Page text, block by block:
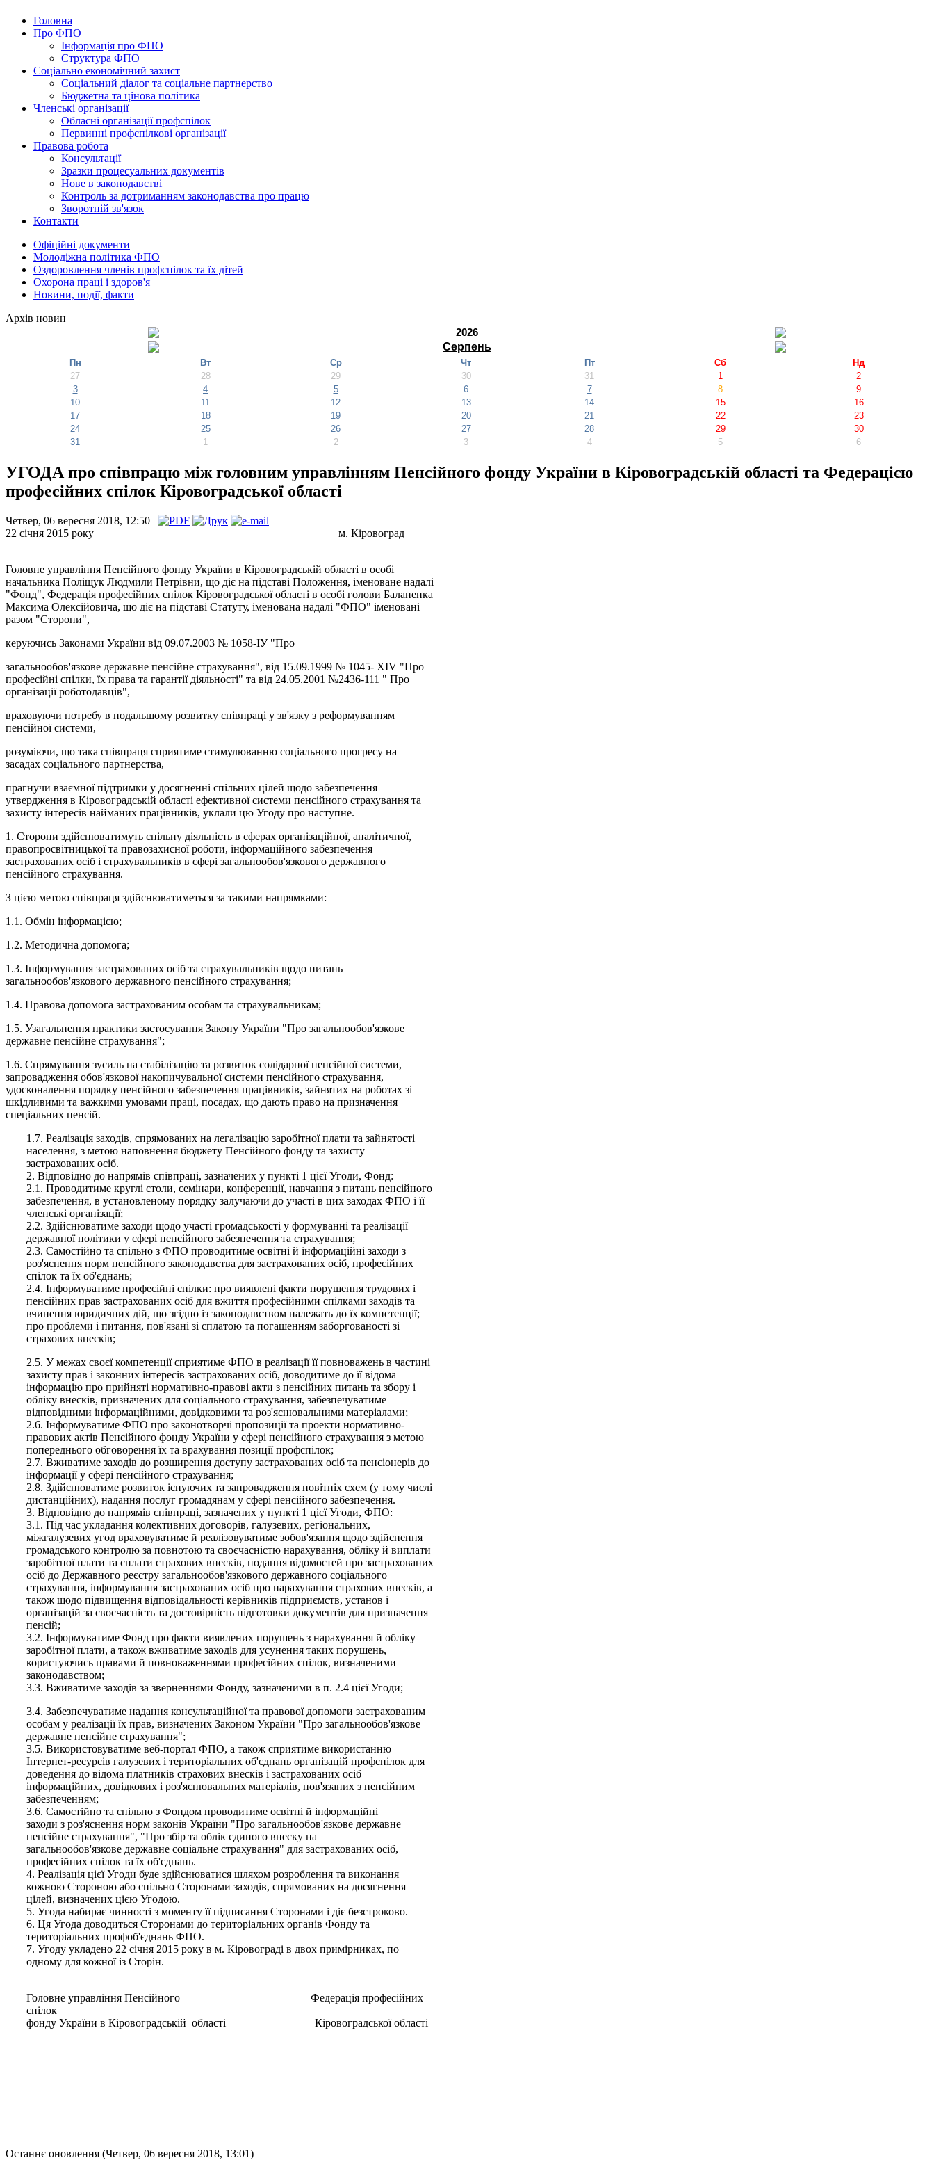
Головна
Про ФПО
Інформація про ФПО
Структура ФПО
Соціально економічний захист
Соціальний діалог та соціальне партнерство
Бюджетна та цінова політика
Членські організації
Обласні організації профспілок
Первинні профспілкові організації
Правова робота
Консультації
Зразки процесуальних документів
Нове в законодавстві
Контроль за дотриманням законодавства про працю
Зворотній зв'язок
Контакти
Офіційні документи
Молодіжна політика ФПО
Оздоровлення членів профспілок та їх дітей
Охорона праці і здоров'я
Новини, події, факти
Архів новин
2026
Серпень
Пн Вт Ср Чт Пт Сб
Нд
27
28 29 30 31 1
2
3
4 5 6 7 8
9
10
11 12 13 14 15
16
17
18 19 20 21 22
23
24
25 26 27 28 29
30
31
1 2 3 4 5 6
УГОДА про співпрацю між головним управлінням Пенсійного фонду України в Кіровоградській області та Федерацією
професійних спілок Кіровоградської області
Четвер, 06 вересня 2018, 12:50 |
22 січня 2015 року м. Кіровоград
Головне управління Пенсійного фонду України в Кіровоградській області в особі
начальника Поліщук Людмили Петрівни, що діє на підставі Положення, іменоване надалі
"Фонд", Федерація професійних спілок Кіровоградської області в особі голови Баланенка
Максима Олексійовича, що діє на підставі Статуту, іменована надалі "ФПО" іменовані
разом "Сторони",
керуючись Законами України від 09.07.2003 № 1058-ІУ "Про
загальнообов'язкове державне пенсійне страхування", від 15.09.1999 № 1045- XIV "Про
професійні спілки, їх права та гарантії діяльності" та від 24.05.2001 №2436-111 " Про
організації роботодавців",
враховуючи потребу в подальшому розвитку співпраці у зв'язку з реформуванням
пенсійної системи,
розуміючи, що така співпраця сприятиме стимулюванню соціального прогресу на
засадах соціального партнерства,
прагнучи взаємної підтримки у досягненні спільних цілей щодо забезпечення
утвердження в Кіровоградській області ефективної системи пенсійного страхування та
захисту інтересів найманих працівників, уклали цю Угоду про наступне.
1. Сторони здійснюватимуть спільну діяльність в сферах організаційної, аналітичної,
правопросвітницької та правозахисної роботи, інформаційного забезпечення
застрахованих осіб і страхувальників в сфері загальнообов'язкового державного
пенсійного страхування.
З цією метою співпраця здійснюватиметься за такими напрямками:
1.1. Обмін інформацією;
1.2. Методична допомога;
1.3. Інформування застрахованих осіб та страхувальників щодо питань
загальнообов'язкового державного пенсійного страхування;
1.4. Правова допомога застрахованим особам та страхувальникам;
1.5. Узагальнення практики застосування Закону України "Про загальнообов'язкове
державне пенсійне страхування";
1.6. Спрямування зусиль на стабілізацію та розвиток солідарної пенсійної системи,
запровадження обов'язкової накопичувальної системи пенсійного страхування,
удосконалення порядку пенсійного забезпечення працівників, зайнятих на роботах зі
шкідливими та важкими умовами праці, посадах, що дають право на призначення
спеціальних пенсій.
1.7. Реалізація заходів, спрямованих на легалізацію заробітної плати та зайнятості
населення, з метою наповнення бюджету Пенсійного фонду та захисту
застрахованих осіб.
2. Відповідно до напрямів співпраці, зазначених у пункті 1 цієї Угоди, Фонд:
2.1. Проводитиме круглі столи, семінари, конференції, навчання з питань пенсійного
забезпечення, в установленому порядку залучаючи до участі в цих заходах ФПО і її
членські організації;
2.2. Здійснюватиме заходи щодо участі громадськості у формуванні та реалізації
державної політики у сфері пенсійного забезпечення та страхування;
2.3. Самостійно та спільно з ФПО проводитиме освітні й інформаційні заходи з
роз'яснення норм пенсійного законодавства для застрахованих осіб, професійних
спілок та їх об'єднань;
2.4. Інформуватиме професійні спілки: про виявлені факти порушення трудових і
пенсійних прав застрахованих осіб для вжиття професійними спілками заходів та
вчинення юридичних дій, що згідно із законодавством належать до їх компетенції;
про проблеми і питання, пов'язані зі сплатою та погашенням заборгованості зі
страхових внесків;
2.5. У межах своєї компетенції сприятиме ФПО в реалізації її повноважень в частині
захисту прав і законних інтересів застрахованих осіб, доводитиме до її відома
інформацію про прийняті нормативно-правові акти з пенсійних питань та збору і
обліку внесків, призначених для соціального страхування, забезпечуватиме
відповідними інформаційними, довідковими та роз'яснювальними матеріалами;
2.6. Інформуватиме ФПО про законотворчі пропозиції та проекти нормативно-
правових актів Пенсійного фонду України у сфері пенсійного страхування з метою
попереднього обговорення їх та врахування позиції профспілок;
2.7. Вживатиме заходів до розширення доступу застрахованих осіб та пенсіонерів до
інформації у сфері пенсійного страхування;
2.8. Здійснюватиме розвиток існуючих та запровадження новітніх схем (у тому числі
дистанційних), надання послуг громадянам у сфері пенсійного забезпечення.
3. Відповідно до напрямів співпраці, зазначених у пункті 1 цієї Угоди, ФПО:
3.1. Під час укладання колективних договорів, галузевих, регіональних,
міжгалузевих угод враховуватиме й реалізовуватиме зобов'язання щодо здійснення
громадського контролю за повнотою та своєчасністю нарахування, обліку й виплати
заробітної плати та сплати страхових внесків, подання відомостей про застрахованих
осіб до Державного реєстру загальнообов'язкового державного соціального
страхування, інформування застрахованих осіб про нарахування страхових внесків, а
також щодо підвищення відповідальності керівників підприємств, установ і
організацій за своєчасність та достовірність підготовки документів для призначення
пенсій;
3.2. Інформуватиме Фонд про факти виявлених порушень з нарахування й обліку
заробітної плати, а також вживатиме заходів для усунення таких порушень,
користуючись правами й повноваженнями професійних спілок, визначеними
законодавством;
3.3. Вживатиме заходів за зверненнями Фонду, зазначеними в п. 2.4 цієї Угоди;
3.4. Забезпечуватиме надання консультаційної та правової допомоги застрахованим
особам у реалізації їх прав, визначених Законом України "Про загальнообов'язкове
державне пенсійне страхування";
3.5. Використовуватиме веб-портал ФПО, а також сприятиме використанню
Інтернет-ресурсів галузевих і територіальних об'єднань організацій профспілок для
доведення до відома платників страхових внесків і застрахованих осіб
інформаційних, довідкових і роз'яснювальних матеріалів, пов'язаних з пенсійним
забезпеченням;
3.6. Самостійно та спільно з Фондом проводитиме освітні й інформаційні
заходи з роз'яснення норм законів України "Про загальнообов'язкове державне
пенсійне страхування", "Про збір та облік єдиного внеску на
загальнообов'язкове державне соціальне страхування" для застрахованих осіб,
професійних спілок та їх об'єднань.
4. Реалізація цієї Угоди буде здійснюватися шляхом розроблення та виконання
кожною Стороною або спільно Сторонами заходів, спрямованих на досягнення
цілей, визначених цією Угодою.
5. Угода набирає чинності з моменту її підписання Сторонами і діє безстроково.
6. Ця Угода доводиться Сторонами до територіальних органів Фонду та
територіальних профоб'єднань ФПО.
7. Угоду укладено 22 січня 2015 року в м. Кіровограді в двох примірниках, по
одному для кожної із Сторін.
Головне управління Пенсійного Федерація професійних
спілок
фонду України в Кіровоградській області Кіровоградської області
Останнє оновлення (Четвер, 06 вересня 2018, 13:01)